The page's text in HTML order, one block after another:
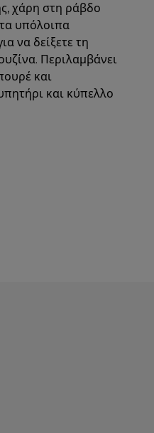
χάρη στη ράβδο
υπόλοιπα
να δείξετε τη
Περιλαμβάνει
και
και κύπελλο